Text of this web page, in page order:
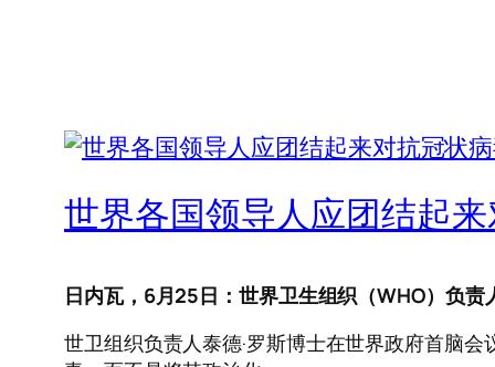
世界各国领导人应团结起
日内瓦，6月25日：世界卫生组织（WHO）负
世卫组织负责人泰德·罗斯博士在世界政府首脑